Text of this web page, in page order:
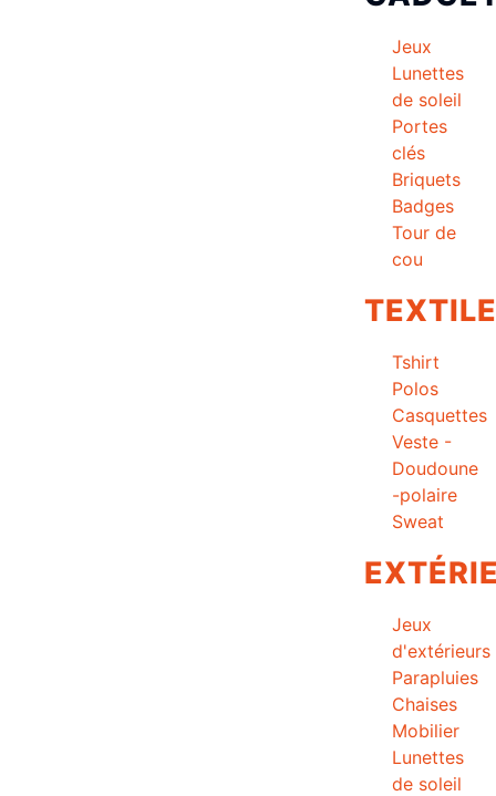
Jeux
Lunettes
de soleil
Portes
clés
Briquets
Badges
Tour de
cou
TEXTILE
Tshirt
Polos
Casquettes
Veste -
Doudoune
-polaire
Sweat
Jeux
d'extérieurs
Parapluies
Chaises
Mobilier
Lunettes
de soleil